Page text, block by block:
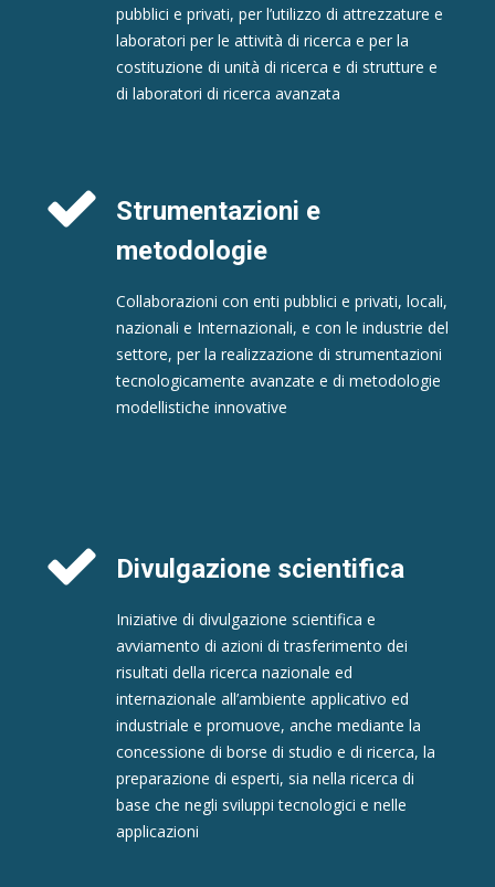
pubblici e privati, per l’utilizzo di attrezzature e
laboratori per le attività di ricerca e per la
costituzione di unità di ricerca e di strutture e
di laboratori di ricerca avanzata
Strumentazioni e
metodologie
Collaborazioni con enti pubblici e privati, locali,
nazionali e Internazionali, e con le industrie del
settore, per la realizzazione di strumentazioni
tecnologicamente avanzate e di metodologie
modellistiche innovative
Divulgazione scientifica
Iniziative di divulgazione scientifica e
avviamento di azioni di trasferimento dei
risultati della ricerca nazionale ed
internazionale all’ambiente applicativo ed
industriale e promuove, anche mediante la
concessione di borse di studio e di ricerca, la
preparazione di esperti, sia nella ricerca di
base che negli sviluppi tecnologici e nelle
applicazioni